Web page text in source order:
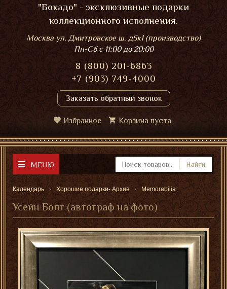
"Бокадо" - эксклюзивные подарки
коллекционного исполнения.
Москва ул. Дмитровское ш. д5к1 (производство)
Пн-Сбс 11:00 до 20:00
8 (800) 201-6863
+7 (903) 749-4000
Заказать обратный звонок
Избранное Корзина пуста
МЕНЮ Найти
Календарь Хорошие подарки- Архив Memorabilia
Усейн Болт (автограф на фотo)